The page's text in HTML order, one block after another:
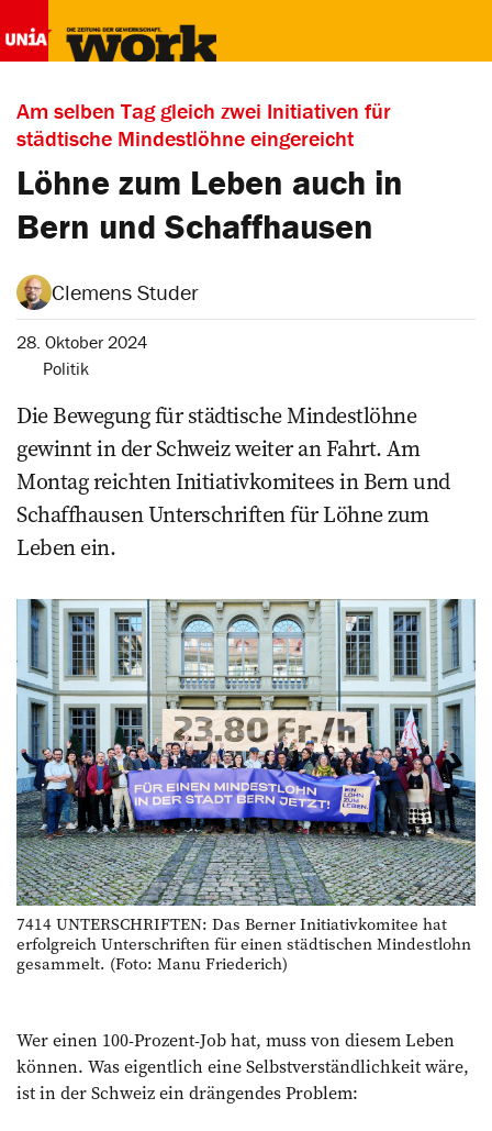
Am selben Tag gleich zwei Initiativen für
städtische Mindestlöhne eingereicht
Löhne zum Leben auch in
Bern und Schaffhausen
Clemens Studer
28. Oktober 2024
Politik
Die Bewegung für städtische Mindestlöhne
gewinnt in der Schweiz weiter an Fahrt. Am
Montag reichten Initiativkomitees in Bern und
Schaffhausen Unterschriften für Löhne zum
Leben ein.
7414 UNTERSCHRIFTEN: Das Berner Initiativkomitee hat
erfolgreich Unterschriften für einen städtischen Mindestlohn
gesammelt. (Foto: Manu Friederich)
Wer einen 100-Prozent-Job hat, muss von diesem Leben
können. Was eigentlich eine Selbstverständlichkeit wäre,
ist in der Schweiz ein drängendes Problem: